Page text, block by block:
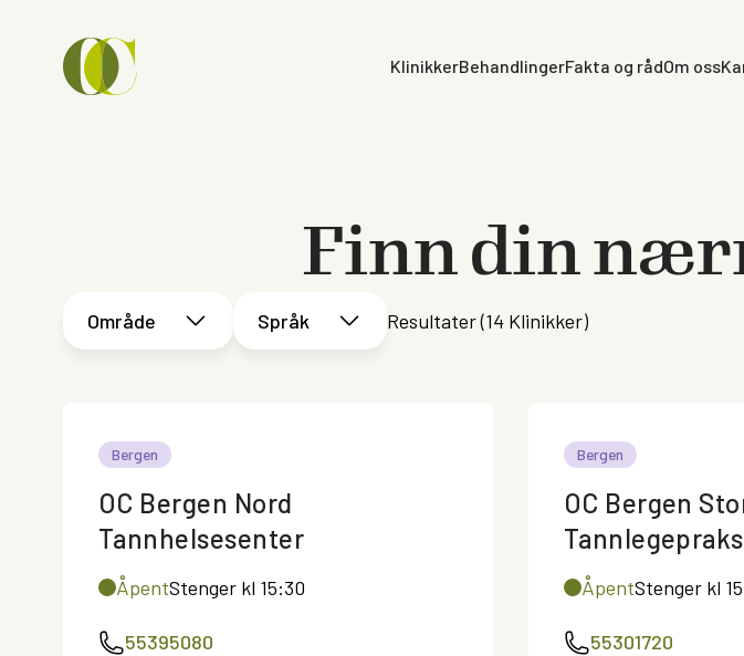
KlinikkerBehandlingerFakta og rådOm oss
Finn din
Område Språk Resultater (14 Klinikker)
Bergen
OC Bergen Nord
Tannhelsesenter
ÅpentStenger kl 15:30
55395080
Bergen
OC Bergen
ÅpentStenger kl
55301720